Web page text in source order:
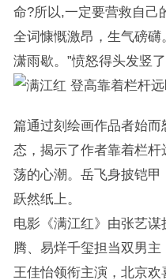
命?所以,一定要营救自己
全词慷慨激昂，生气磅礴
潇雨歇。”愤怒得头发竖
登高靠着栏杆
篇通过刻绘画作品者始
态，揭示了作者靠着栏
荡的心潮。岳飞身披铠
跃然纸上。
电影《满江红》由张艺
腾、易烊千玺担当双男主
王佳怡领衔主演，北京